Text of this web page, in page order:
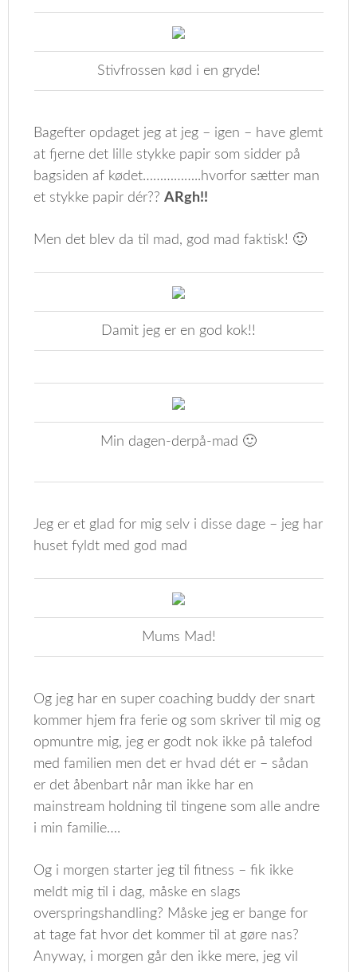
Stivfrossen kød i en gryde!
Bagefter opdaget jeg at jeg – igen – have glemt
at fjerne det lille stykke papir som sidder på
bagsiden af kødet……………..hvorfor sætter man
et stykke papir dér??ARgh!!
Men det blev da til mad, god mad faktisk! 🙂
Damit jeg er en god kok!!
Min dagen-derpå-mad 🙂
Jeg er et glad for mig selv i disse dage – jeg har
huset fyldt med god mad
Mums Mad!
Og jeg har en super coaching buddy der snart
kommer hjem fra ferie og som skriver til mig og
opmuntre mig, jeg er godt nok ikke på talefod
med familien men det er hvad dét er – sådan
er det åbenbart når man ikke har en
mainstream holdning til tingene som alle andre
i min familie….
Og i morgen starter jeg til fitness – fik ikke
meldt mig til i dag, måske en slags
overspringshandling? Måske jeg er bange for
at tage fat hvor det kommer til at gøre nas?
Anyway, i morgen går den ikke mere, jeg vil